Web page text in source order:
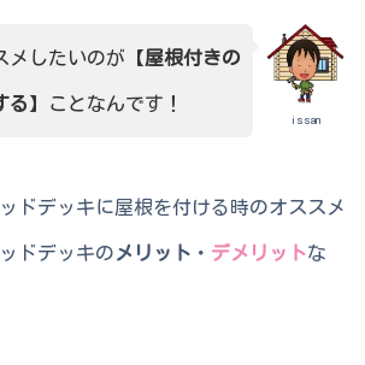
issan
メしたいのが【屋根付きの
る 】ことなんです！
ドデッキに屋根を付ける時のオススメ
ドデッキの メリット ・ デメリットな